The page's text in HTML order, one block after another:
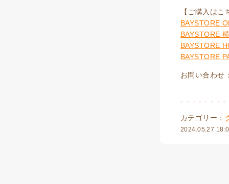
【ご購入はこ
BAYSTORE
BAYSTORE
BAYSTORE
BAYSTORE
お問い合わせ
カテゴリー：
2024.05.27